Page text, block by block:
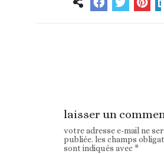
laisser un
votre adresse e-mail ne
publiée. les champs
sont indiqués avec*